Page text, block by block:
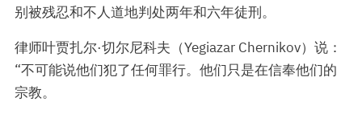
别被残忍和不人道地判处两年和六年徒刑。
律师叶贾扎尔·切尔尼科夫（Yegiazar Chernikov）说：
“不可能说他们犯了任何罪行。他们只是在信奉他们的
宗教。